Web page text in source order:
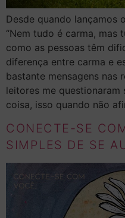
Desde quando lançamos
“Nem tudo é carma, mas
como as pessoas têm
diferença entre carma e
bastante mensagens nas
leitores me questionaram
coisa, isso quando não
CONECTE-SE
SIMPLES DE SE